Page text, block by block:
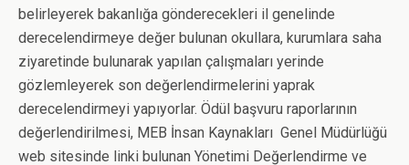
belirleyerek bakanlığa gönderecekleri il genelinde
derecelendirmeye değer bulunan okullara, kurumlara saha
ziyaretinde bulunarak yapılan çalışmaları yerinde
gözlemleyerek son değerlendirmelerini yaprak
derecelendirmeyi yapıyorlar. Ödül başvuru raporlarının
değerlendirilmesi, MEB İnsan Kaynakları Genel Müdürlüğü
web sitesinde linki bulunan Yönetimi Değerlendirme ve